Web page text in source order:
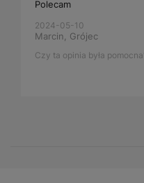
Polecam
2024-05-10
Marcin, Grójec
Czy ta opinia była